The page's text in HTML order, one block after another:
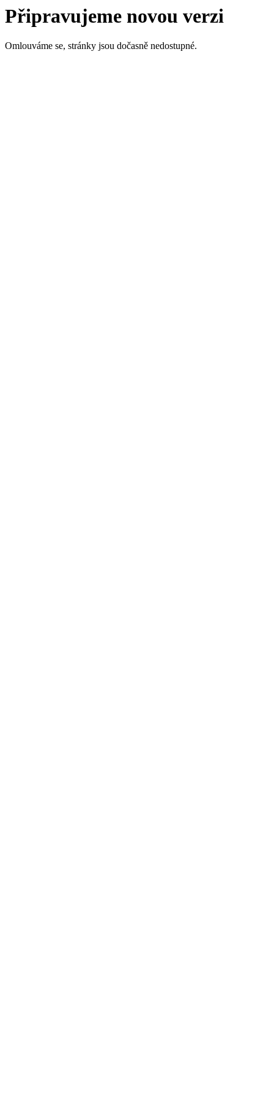
Připravujeme novou verzi
Omlouváme se, stránky jsou dočasně nedostupné.